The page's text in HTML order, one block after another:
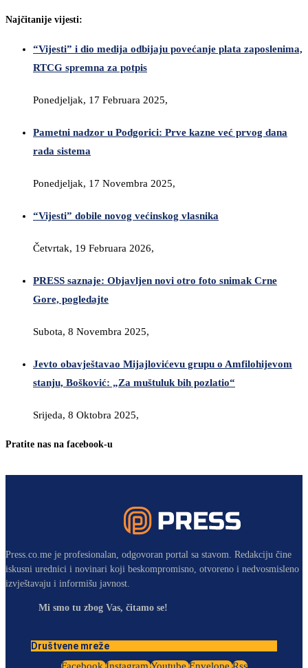
Najčitanije vijesti:
“Vijesti” i dio medija odbijaju povećanje plata zaposlenima,
RTCG spremna za potpis
Ponedjeljak, 17 Februara 2025,
Pametni nadzor u Podgorici: Prve kazne već prvog dana
rada sistema
Ponedjeljak, 17 Novembra 2025,
“Vijesti” dobile novog većinskog vlasnika
Četvrtak, 19 Februara 2026,
PRESS saznaje: Objavljen novi otro foto snimak Crne
Gore, pogledajte
Subota, 8 Novembra 2025,
Jevto obavještavao Mijajlovićevu grupu o Amfilohijevom
stanju, Bošković: „Za muštuluk bih pozlatio“
Srijeda, 8 Oktobra 2025,
Pratite nas na facebook-u
Press.co.me je profesionalan, odgovoran portal sa stavom. Redakciju čine
iskusni urednici i novinari koji beskompromisno, otvoreno i nedvosmisleno
izvještavaju i informišu javnost.
Mi smo tu zbog Vas, čitamo se!
Društvene mreže